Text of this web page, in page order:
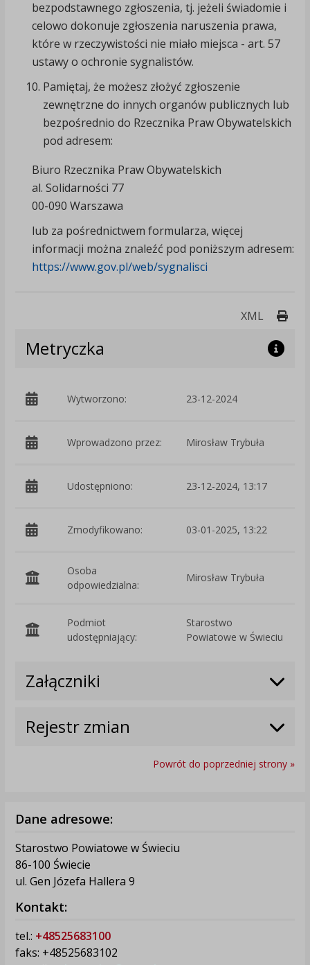
bezpodstawnego zgłoszenia, tj. jeżeli świadomie i
celowo dokonuje zgłoszenia naruszenia prawa,
które w rzeczywistości nie miało miejsca - art. 57
ustawy o ochronie sygnalistów.
Pamiętaj, że możesz złożyć zgłoszenie
zewnętrzne do innych organów publicznych lub
bezpośrednio do Rzecznika Praw Obywatelskich
pod adresem:
Biuro Rzecznika Praw Obywatelskich
al. Solidarności 77
00-090 Warszawa
lub za pośrednictwem formularza, więcej
informacji można znaleźć pod poniższym adresem:
https://www.gov.pl/web/sygnalisci
XML
Metryczka
Wytworzono: 23-12-2024
Wprowadzono przez: Mirosław Trybuła
Udostępniono: 23-12-2024, 13:17
Zmodyfikowano: 03-01-2025, 13:22
Osoba
odpowiedzialna:
Mirosław Trybuła
Podmiot
udostępniający:
Starostwo
Powiatowe w Świeciu
Załączniki
Rejestr zmian
Powrót do poprzedniej strony »
Dane adresowe:
Starostwo Powiatowe w Świeciu
86-100 Świecie
ul. Gen Józefa Hallera 9
Kontakt:
tel.: +48525683100
faks: +48525683102